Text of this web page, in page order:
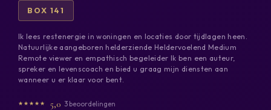
BOX 141
Ik lees restenergie in woningen en locaties door tijdlagen heen.
Natuurlijke aangeboren helderziende Heldervoelend Medium
Remote viewer en empathisch begeleider Ik ben een auteur,
spreker en levenscoach en bied u graag mijn diensten aan
wanneer u er klaar voor bent.
5,0 3 beoordelingen